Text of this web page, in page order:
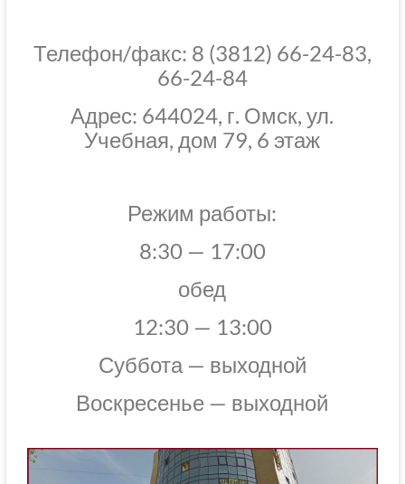
Телефон/факс: 8 (3812) 66-24-83,
66-24-84
Адрес: 644024, г. Омск, ул.
Учебная, дом 79, 6 этаж
Режим работы:
8:30 — 17:00
обед
12:30 — 13:00
Суббота — выходной
Воскресенье — выходной